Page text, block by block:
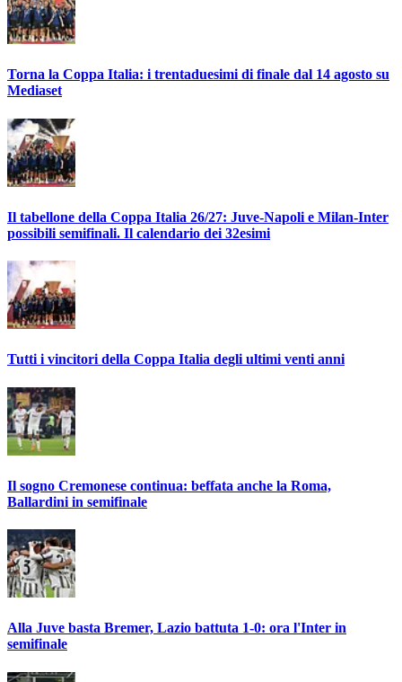
Torna la Coppa Italia: i trentaduesimi di finale dal 14 agosto su
Mediaset
Il tabellone della Coppa Italia 26/27: Juve-Napoli e Milan-Inter
possibili semifinali. Il calendario dei 32esimi
Tutti i vincitori della Coppa Italia degli ultimi venti anni
Il sogno Cremonese continua: beffata anche la Roma,
Ballardini in semifinale
Alla Juve basta Bremer, Lazio battuta 1-0: ora l'Inter in
semifinale